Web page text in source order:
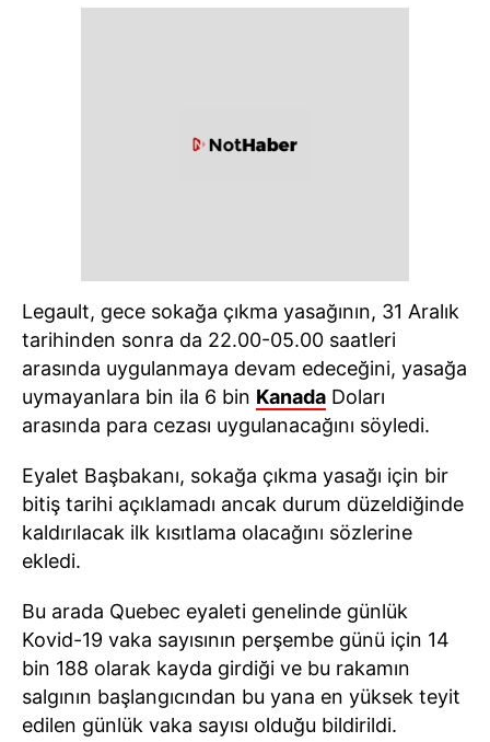
Legault, gece sokağa çıkma yasağının, 31 Aralık
tarihinden sonra da 22.00-05.00 saatleri
arasında uygulanmaya devam edeceğini, yasağa
uymayanlara bin ila 6 bin Kanada Doları
arasında para cezası uygulanacağını söyledi.
Eyalet Başbakanı, sokağa çıkma yasağı için bir
bitiş tarihi açıklamadı ancak durum düzeldiğinde
kaldırılacak ilk kısıtlama olacağını sözlerine
ekledi.
Bu arada Quebec eyaleti genelinde günlük
Kovid-19 vaka sayısının perşembe günü için 14
bin 188 olarak kayda girdiği ve bu rakamın
salgının başlangıcından bu yana en yüksek teyit
edilen günlük vaka sayısı olduğu bildirildi.